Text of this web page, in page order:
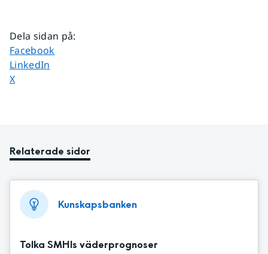
Dela sidan på:
Dela sidan på
Facebook
Dela sidan på
LinkedIn
Dela sidan på
X
Relaterade sidor
Kunskapsbanken
Tolka SMHIs väderprognoser